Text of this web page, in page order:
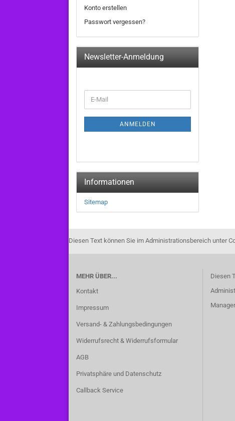
Konto erstellen
Passwort vergessen?
Newsletter-Anmeldung
ZUR
ANMELDUNG
E-
Mail
ANMELDEN
Informationen
Sitemap
Diesen Text können Sie im Administrationsbereich unter
MEHR ÜBER...
Kontakt
Impressum
Versand- & Zahlungsbedingungen
Widerrufsrecht & Widerrufsformular
AGB
Privatsphäre und Datenschutz
Callback Service
Diesen